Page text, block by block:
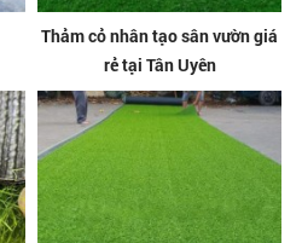
Thảm cỏ nhân tạo sân vườn giá
rẻ tại Tân Uyên